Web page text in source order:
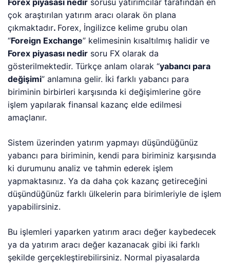
çok araştırılan yatırım aracı olarak ön plana
çıkmaktadır. Forex, İngilizce kelime grubu olan
“Foreign Exchange” kelimesinin kısaltılmış halidir ve
Forex piyasası nedir soru FX olarak da
gösterilmektedir. Türkçe anlam olarak “yabancı para
değişimi” anlamına gelir. İki farklı yabancı para
biriminin birbirleri karşısında ki değişimlerine göre
işlem yapılarak finansal kazanç elde edilmesi
amaçlanır.
Sistem üzerinden yatırım yapmayı düşündüğünüz
yabancı para biriminin, kendi para biriminiz karşısında
ki durumunu analiz ve tahmin ederek işlem
yapmaktasınız. Ya da daha çok kazanç getireceğini
düşündüğünüz farklı ülkelerin para birimleriyle de işlem
yapabilirsiniz.
Bu işlemleri yaparken yatırım aracı değer kaybedecek
ya da yatırım aracı değer kazanacak gibi iki farklı
şekilde gerçekleştirebilirsiniz. Normal piyasalarda